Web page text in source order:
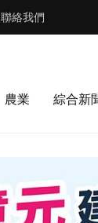
聯絡我們
農業 綜合新